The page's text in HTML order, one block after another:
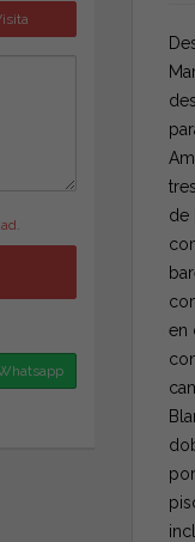
de
en